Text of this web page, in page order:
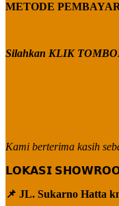
METODE
Silahkan KLIK
Kami berterima kasih
𝗟𝗢𝗞𝗔𝗦𝗜
📌 JL. Sukarno Hatta